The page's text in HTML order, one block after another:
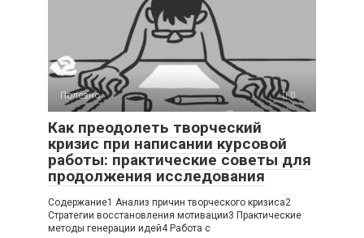
Полезно 0
Как преодолеть творческий
кризис при написании курсовой
работы: практические советы для
продолжения исследования
Содержание1 Анализ причин творческого кризиса2
Стратегии восстановления мотивации3 Практические
методы генерации идей4 Работа с